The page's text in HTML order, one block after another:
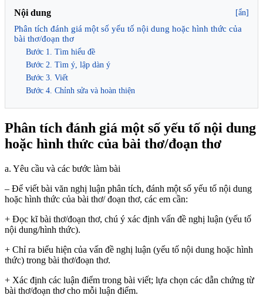
Nội dung [ẩn]
Phân tích đánh giá một số yếu tố nội dung hoặc hình thức của
bài thơ/đoạn thơ
Bước 1. Tìm hiểu đề
Bước 2. Tìm ý, lập dàn ý
Bước 3. Viết
Bước 4. Chỉnh sửa và hoàn thiện
Phân tích đánh giá một số yếu tố nội dung
hoặc hình thức của bài thơ/đoạn thơ
a. Yêu cầu và các bước làm bài
– Để viết bài văn nghị luận phân tích, đánh một số yếu tố nội dung
hoặc hình thức của bài thơ/ đoạn thơ, các em cần:
+ Đọc kĩ bài thơ/đoạn thơ, chú ý xác định vấn đề nghị luận (yếu tố
nội dung/hình thức).
+ Chỉ ra biểu hiện của vấn đề nghị luận (yếu tố nội dung hoặc hình
thức) trong bài thơ/đoạn thơ.
+ Xác định các luận điểm trong bài viết; lựa chọn các dẫn chứng từ
bài thơ/đoạn thơ cho mỗi luận điểm.